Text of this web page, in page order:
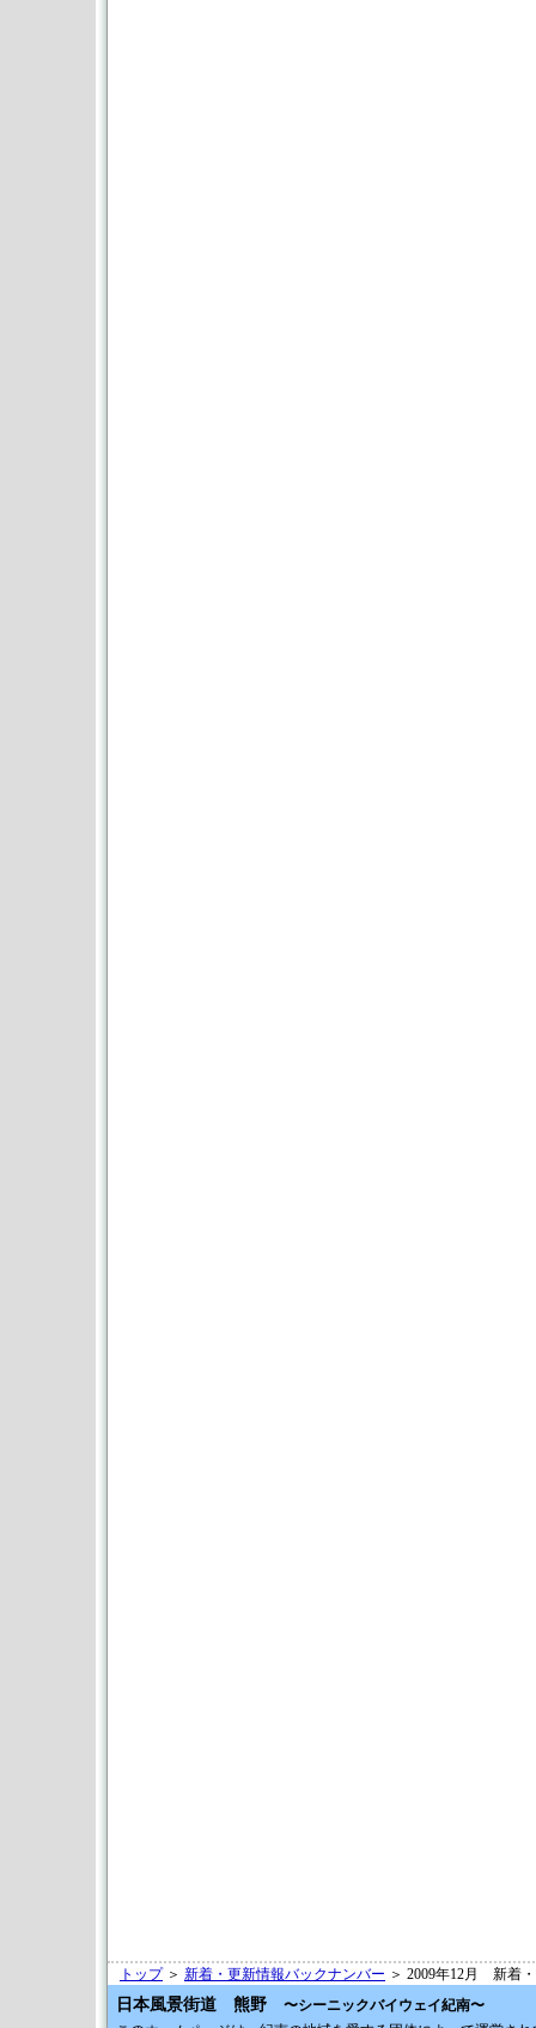
トップ＞ 新着・更新情報バックナンバー ＞ 2009年12月 新着
日本風景街道 熊野 〜シーニックバイウェイ紀南〜